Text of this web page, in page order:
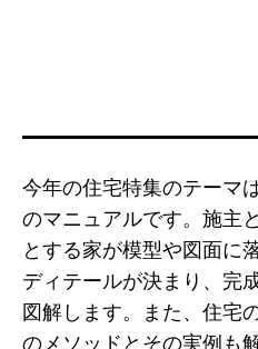
今年の住宅特集のテーマ
のマニュアルです。施主
とする家が模型や図面に
ディテールが決まり、完
図解します。また、住宅
のメソッドとその実例も